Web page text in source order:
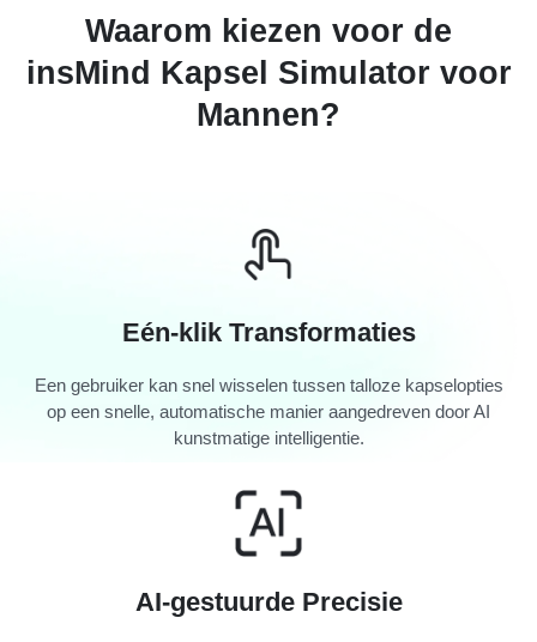
Waarom kiezen voor de
insMind Kapsel Simulator voor
Mannen?
Eén-klik Transformaties
Een gebruiker kan snel wisselen tussen talloze kapselopties
op een snelle, automatische manier aangedreven door AI
kunstmatige intelligentie.
AI-gestuurde Precisie